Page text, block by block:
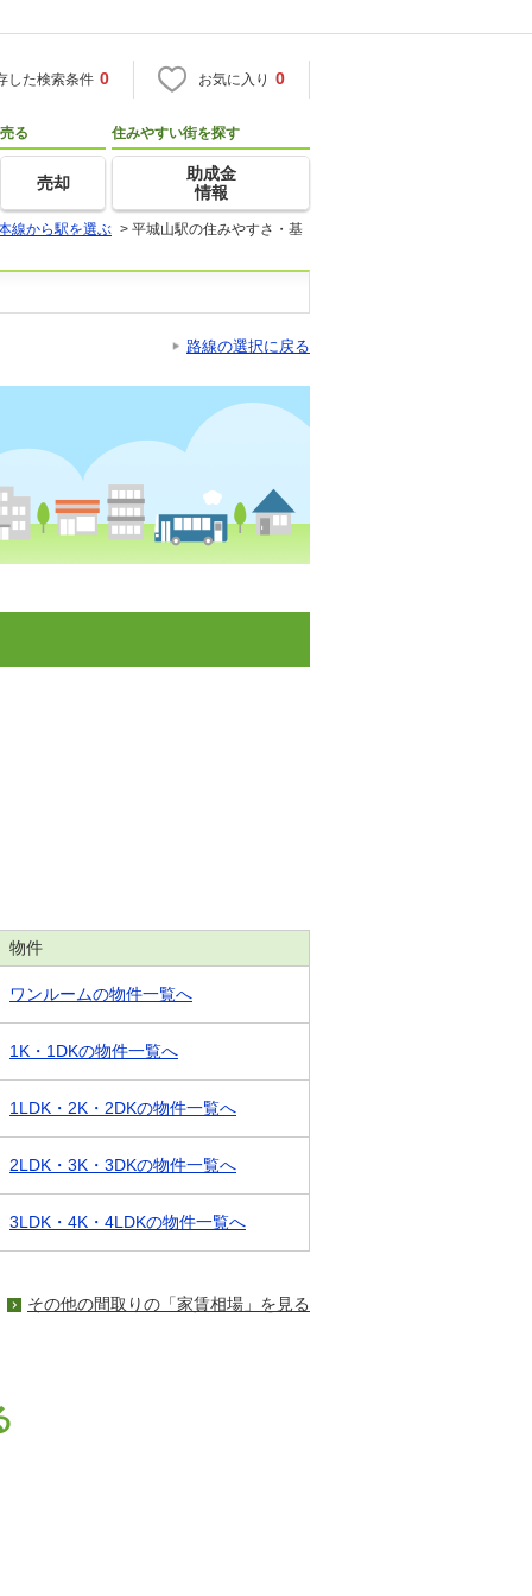
した検索条件 0 お気に入り 0
売る
売却
住みやすい街を探す
助成金
情報
線から駅を選ぶ > 平城山駅の住みやすさ・基
路線の選択に戻る
物件
ワンルームの物件一覧へ
1K・1DKの物件一覧へ
1LDK・2K・2DKの物件一覧へ
2LDK・3K・3DKの物件一覧へ
3LDK・4K・4LDKの物件一覧へ
その他の間取りの「家賃相場」を見る